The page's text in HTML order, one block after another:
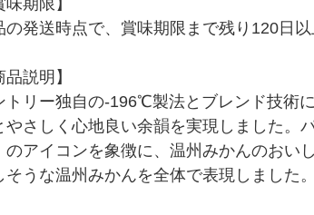
味期限】
の発送時点で、賞味期限まで残り120日以
品説明】
トリー独自の-196℃製法とブレンド技術
やさしく心地良い余韻を実現しました。
のアイコンを象徴に、温州みかんのおい
そうな温州みかんを全体で表現しました。